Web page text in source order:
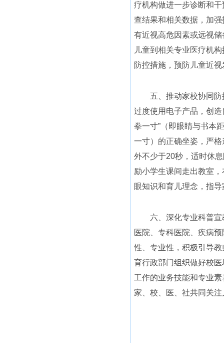
疗机构做进一步诊断和
查结果和相关数据，加
有近视高危因素或远视
儿童到相关专业医疗机
防控措施，预防儿童近
五、推动家校协同防
过度使用电子产品，创
拳一寸”（即眼睛与书本
一寸）的正确坐姿，严
外不少于20秒，适时休
励小学生课间走出教室
眼知识和育儿理念，指
六、深化专业科普宣
医院、专科医院、疾病
性、专业性，积极引导
育行政部门组织做好校
工作的业务技能和专业
家、校、医、社共同关